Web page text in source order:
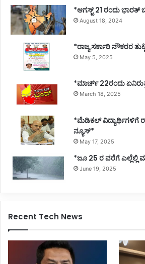
*ಆಗಸ್ಟ್ 21 ರಂದು ಭಾರತ್‌
August 18, 2024
*ರಾಜ್ಯ ಸರ್ಕಾರಿ ನೌಕರರ
May 5, 2025
*ಮಾರ್ಚ್ 22ರಂದು
March 18, 2025
*ಮೆಡಿಕಲ್ ವಿದ್ಯಾರ್ಥಿಗಳಿಗೆ
ನ್ಯೂಸ್*
May 17, 2025
*ಜೂ 25 ರ ವರೆಗೆ ಎಲ್ಲೆಲ್ಲಿ
June 19, 2025
Recent Tech News